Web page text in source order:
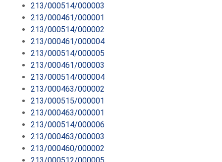
213/000514/000003
213/000461/000001
213/000514/000002
213/000461/000004
213/000514/000005
213/000461/000003
213/000514/000004
213/000463/000002
213/000515/000001
213/000463/000001
213/000514/000006
213/000463/000003
213/000460/000002
213/000512/000005